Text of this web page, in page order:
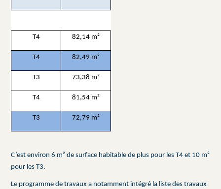
T4 82,14 m²
T4 82,49 m²
T3 73,38 m²
T4 81,54 m²
T3 72,79 m²
C’est environ 6 m² de surface habitable de plus pour les T4 et 10 m²
pour les T3.
Le programme de travaux a notamment intégré la liste des travaux